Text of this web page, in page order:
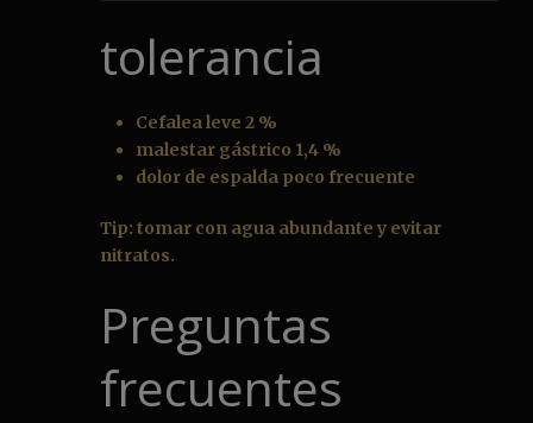
tolerancia
Cefalea leve 2 %
malestar gástrico 1,4 %
dolor de espalda poco frecuente
Tip: tomar con agua abundante y evitar
nitratos.
Preguntas
frecuentes